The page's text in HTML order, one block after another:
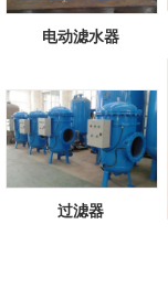
电动滤水器
过滤器